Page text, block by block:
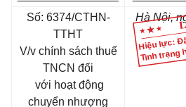
Hiệu lực:
Tình
Số: 6374/CTHN-
TTHT
V/v chính sách thuế
TNCN đối
với hoạt động
chuyển nhượng
Hà Nội,